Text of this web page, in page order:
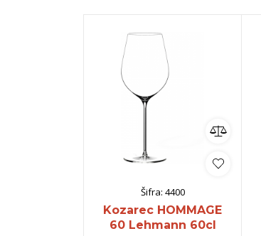
Šifra: 4400
Kozarec HOMMAGE
60 Lehmann 60cl